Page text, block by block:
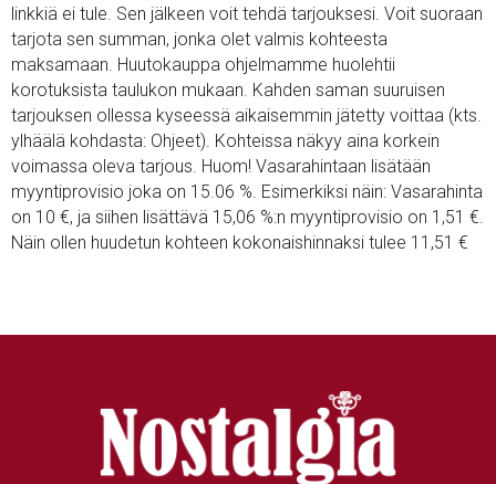
linkkiä ei tule. Sen jälkeen voit tehdä tarjouksesi. Voit suoraan
tarjota sen summan, jonka olet valmis kohteesta
maksamaan. Huutokauppa ohjelmamme huolehtii
korotuksista taulukon mukaan. Kahden saman suuruisen
tarjouksen ollessa kyseessä aikaisemmin jätetty voittaa (kts.
ylhäälä kohdasta: Ohjeet). Kohteissa näkyy aina korkein
voimassa oleva tarjous. Huom! Vasarahintaan lisätään
myyntiprovisio joka on 15.06 %. Esimerkiksi näin: Vasarahinta
on 10 €, ja siihen lisättävä 15,06 %:n myyntiprovisio on 1,51 €.
Näin ollen huudetun kohteen kokonaishinnaksi tulee 11,51 €